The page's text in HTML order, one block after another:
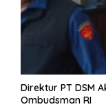
Direktur PT DSM
Ombudsman RI